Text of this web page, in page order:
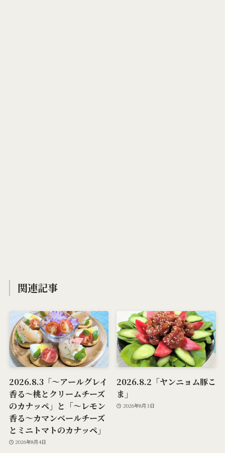
関連記事
2026.8.3「～アールグレイ
香る～桃とクリームチーズ
のカナッペ」と「～レモン
香る～カマンベールチーズ
とミニトマトのカナッペ」
2026年8月4日
2026.8.2「ヤンニョム豚こ
ま」
2026年8月3日